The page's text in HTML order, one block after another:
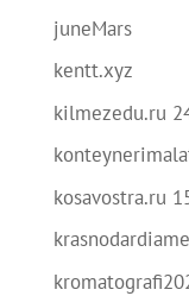
juneMars
kentt.xyz
kilmezedu.ru
kosavostra.ru